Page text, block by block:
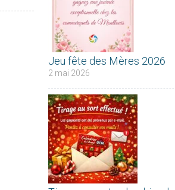
Jeu fête des Mères 2026
2 mai 2026